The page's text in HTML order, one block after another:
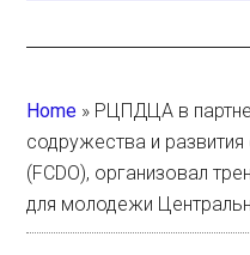
Home » РЦПДЦА в
содружества и
(FCDO), организовал
для молодежи